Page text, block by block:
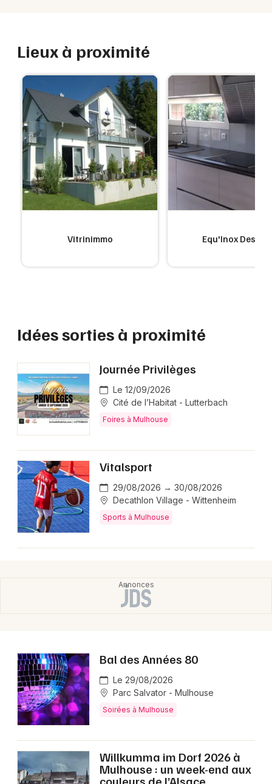
Lieux à proximité
Vitrinimmo Equ'Inox Design
Idées sorties à proximité
Journée Privilèges
Le 12/09/2026
Cité de l’Habitat - Lutterbach
Foires à Mulhouse
Vitalsport
29/08/2026 → 30/08/2026
Decathlon Village - Wittenheim
Sports à Mulhouse
Bal des Années 80
Le 29/08/2026
Parc Salvator - Mulhouse
Soirées à Mulhouse
Willkumma im Dorf 2026 à
Mulhouse : un week-end aux